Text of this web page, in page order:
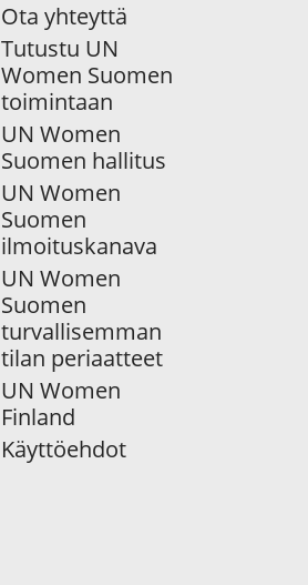
Ota yhteyttä
Tutustu UN
Women Suomen
toimintaan
UN Women
Suomen hallitus
UN Women
Suomen
ilmoituskanava
UN Women
Suomen
turvallisemman
tilan periaatteet
UN Women
Finland
Käyttöehdot